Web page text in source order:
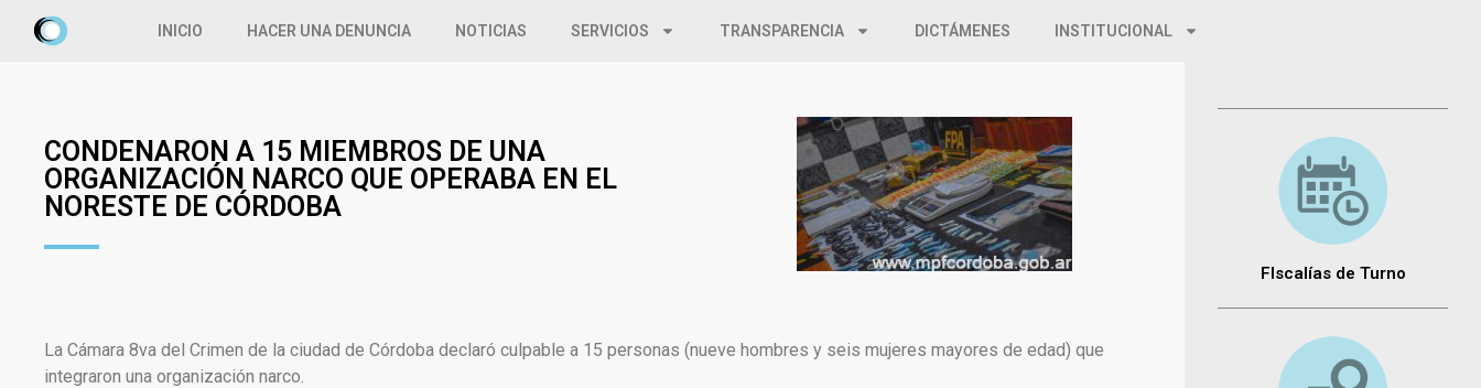
INICIO HACER UNA DENUNCIA NOTICIAS SERVICIOS TRANSPARENCIA DICTÁMENES INSTITUCIONAL
CONDENARON A 15 MIEMBROS DE UNA
ORGANIZACIÓN NARCO QUE OPERABA EN EL
NORESTE DE CÓRDOBA
La Cámara 8va del Crimen de la ciudad de Córdoba declaró culpable a 15 personas (nueve hombres y seis mujeres mayores de edad) que
integraron una organización narco.
FIscalías de Turno